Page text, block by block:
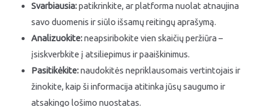
Svarbiausia:patikrinkite, ar platforma nuolat atnaujina
savo duomenis ir siūlo išsamų reitingų aprašymą.
Analizuokite:neapsiribokite vien skaičių peržiūra –
įsiskverbkite į atsiliepimus ir paaiškinimus.
Pasitikėkite:naudokitės nepriklausomais vertintojais ir
žinokite, kaip ši informacija atitinka jūsų saugumo ir
atsakingo lošimo nuostatas.